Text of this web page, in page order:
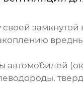
своей замкнутой
автомобилей